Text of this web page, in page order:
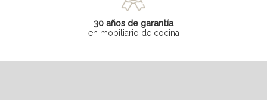
30 años de garantía
en mobiliario de cocina